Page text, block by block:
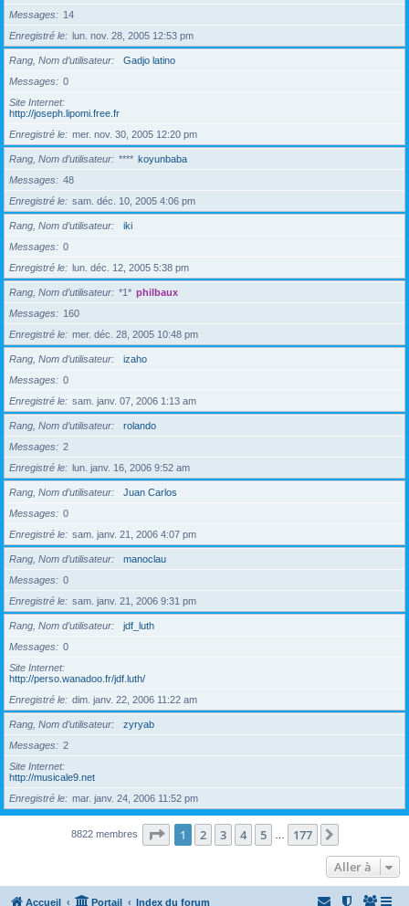
Messages
14
Enregistré le
lun. nov. 28, 2005 12:53 pm
Rang, Nom d’utilisateur
Gadjo latino
Messages
0
Site Internet
http://joseph.lipomi.free.fr
Enregistré le
mer. nov. 30, 2005 12:20 pm
Rang, Nom d’utilisateur **** koyunbaba
Messages
48
Enregistré le
sam. déc. 10, 2005 4:06 pm
Rang, Nom d’utilisateur
iki
Messages
0
Enregistré le
lun. déc. 12, 2005 5:38 pm
Rang, Nom d’utilisateur *1* philbaux
Messages
160
Enregistré le
mer. déc. 28, 2005 10:48 pm
Rang, Nom d’utilisateur
izaho
Messages
0
Enregistré le
sam. janv. 07, 2006 1:13 am
Rang, Nom d’utilisateur
rolando
Messages
2
Enregistré le
lun. janv. 16, 2006 9:52 am
Rang, Nom d’utilisateur
Juan Carlos
Messages
0
Enregistré le
sam. janv. 21, 2006 4:07 pm
Rang, Nom d’utilisateur
manoclau
Messages
0
Enregistré le
sam. janv. 21, 2006 9:31 pm
Rang, Nom d’utilisateur
jdf_luth
Messages
0
Site Internet
http://perso.wanadoo.fr/jdf.luth/
Enregistré le
dim. janv. 22, 2006 11:22 am
Rang, Nom d’utilisateur
zyryab
Messages
2
Site Internet
http://musicale9.net
Enregistré le
mar. janv. 24, 2006 11:52 pm
8822 membres Page 1sur177
1 2 3 4 5 177
Aller à
Accueil Portail Index du forum